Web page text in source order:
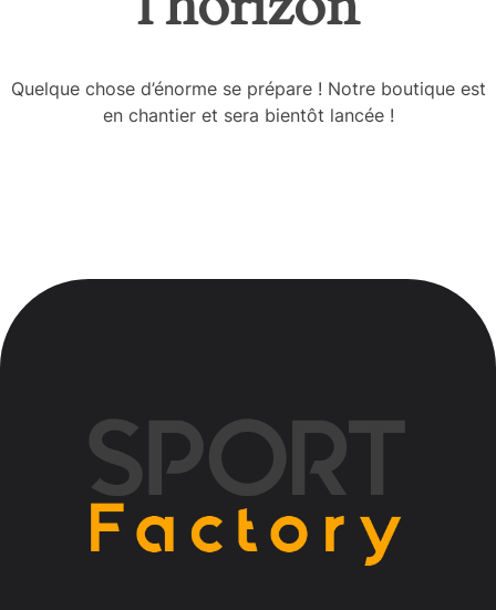
Quelque chose d’énorme se prépare ! Notre boutique est
en chantier et sera bientôt lancée !